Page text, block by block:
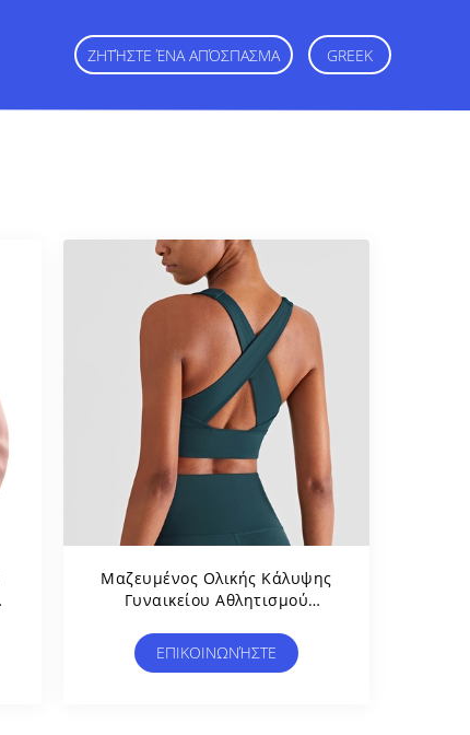
ΖΗΤΉΣΤΕ ΈΝΑ ΑΠΌΣΠΑΣΜΑ GREEK
Μαζευμένος Ολικής Κάλυψης
Γυναικείου Αθλητισμού
Workout Γιόγκας Ανώτατου
Wirefree Διαγώνιος Πίσω
ΕΠΙΚΟΙΝΩΝΉΣΤΕ